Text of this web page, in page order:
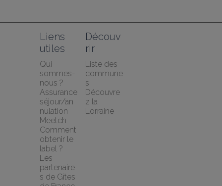
Liens
utiles
Qui
sommes-
nous ?
Assurance
séjour/an
nulation
Meetch
Comment
obtenir le
label ?
Les
partenaire
s de Gîtes
Découv
rir
Liste des
commune
s
Découvre
z la
Lorraine